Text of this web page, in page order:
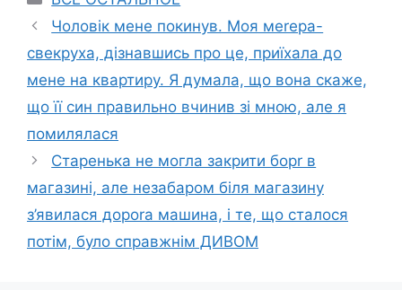
Чоловік мене покинув. Моя меrера-
свекруха, дізнавшись про це, приїхала до
мене на квартиру. Я думала, що вона скаже,
що її син правильно вчинив зі мною, але я
помилялася
Старенька не могла закрити борr в
магазині, але незабаром біля магазину
з’явилася дороrа машина, і те, що сталося
потім, було справжнім ДИВОМ